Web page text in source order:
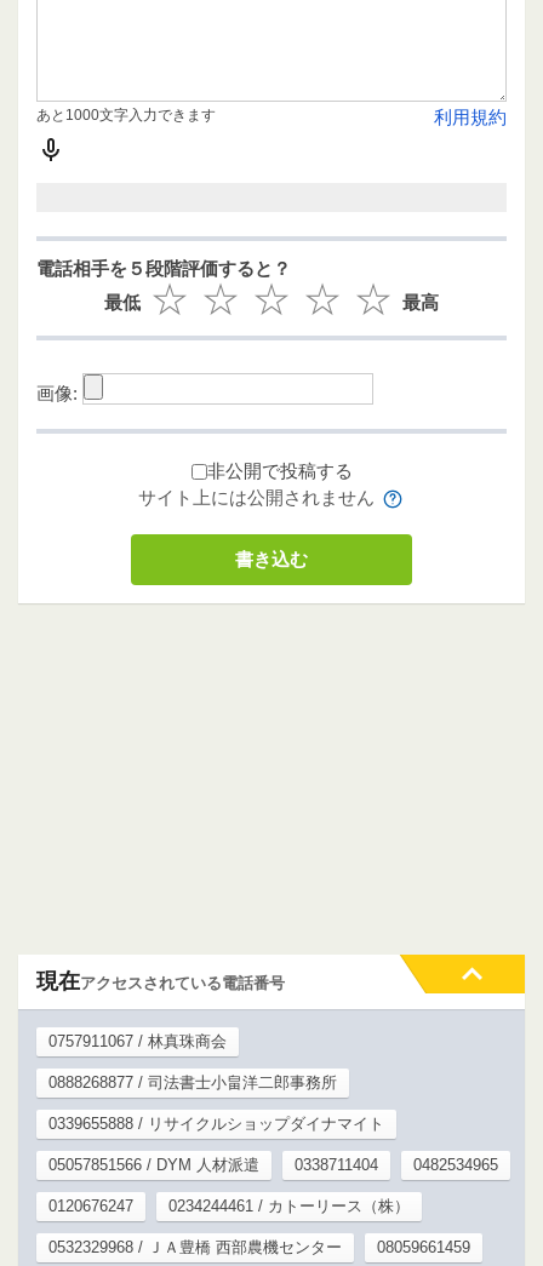
利用規約
あと1000文字入力できます
電話相手を５段階評価すると？
最低
最高
画像:
非公開で投稿する
サイト上には公開されません
現在アクセスされている電話番号
0757911067 / 林真珠商会
0888268877 / 司法書士小畠洋二郎事務所
0339655888 / リサイクルショップダイナマイト
05057851566 / DYM 人材派遣 0338711404 0482534965
0120676247 0234244461 / カトーリース（株）
0532329968 / ＪＡ豊橋 西部農機センター 08059661459